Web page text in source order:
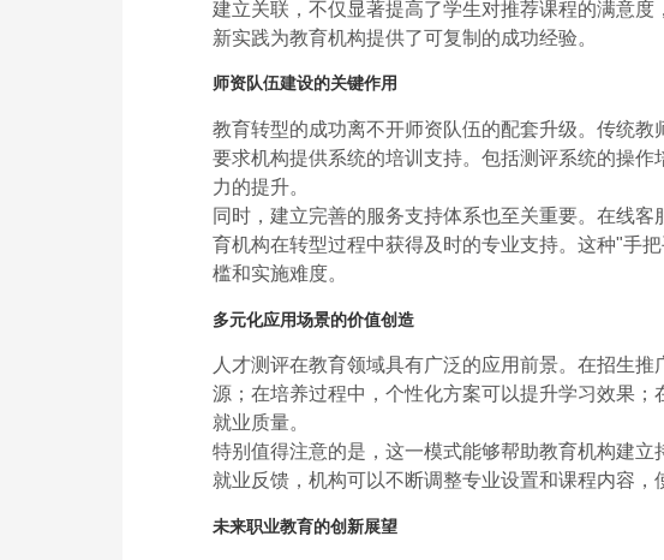
建立关联，不仅显著提高了学生对推荐课程的满意
新实践为教育机构提供了可复制的成功经验。
师资队伍建设的关键作用
教育转型的成功离不开师资队伍的配套升级。传统
要求机构提供系统的培训支持。包括测评系统的操
力的提升。
同时，建立完善的服务支持体系也至关重要。在线
育机构在转型过程中获得及时的专业支持。这种"手
槛和实施难度。
多元化应用场景的价值创造
人才测评在教育领域具有广泛的应用前景。在招生
源；在培养过程中，个性化方案可以提升学习效果
就业质量。
特别值得注意的是，这一模式能够帮助教育机构建
就业反馈，机构可以不断调整专业设置和课程内容，
未来职业教育的创新展望